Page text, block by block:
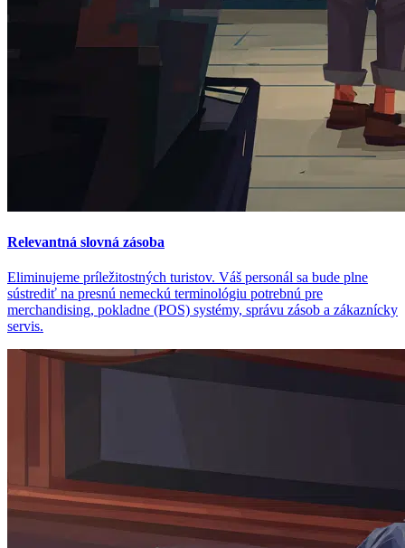
Relevantná slovná zásoba
Eliminujeme príležitostných turistov. Váš personál sa bude plne
sústrediť na presnú nemeckú terminológiu potrebnú pre
merchandising, pokladne (POS) systémy, správu zásob a zákaznícky
servis.